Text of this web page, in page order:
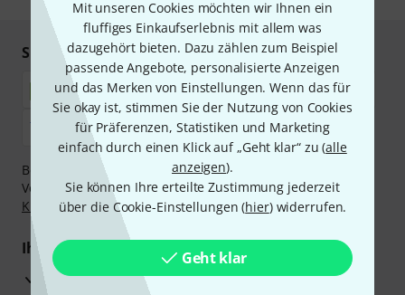
Mit unseren Cookies möchten wir Ihnen ein
fluffiges Einkaufserlebnis mit allem was
dazugehört bieten. Dazu zählen zum Beispiel
passende Angebote, personalisierte Anzeigen
und das Merken von Einstellungen. Wenn das für
Sie okay ist, stimmen Sie der Nutzung von Cookies
für Präferenzen, Statistiken und Marketing
einfach durch einen Klick auf „Geht klar“ zu (alle
anzeigen).
Sie können Ihre erteilte Zustimmung jederzeit
über die Cookie-Einstellungen (hier) widerrufen.
Geht klar
Sicher einkaufen & bezahlen
Bezahlen Sie vertraulich und sicher per Nachnahme,
Vorkasse, PayPal, Amazon Pay,Klarna Sofort bezahlen
Klarna Ratenzahlungoder Kreditkarte.
Ihre Vorteile
3 Jahre Thomann Garantie